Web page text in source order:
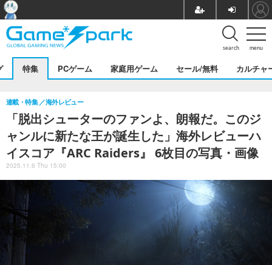
menu
search
特集 PCゲーム 家庭用ゲーム セール/無料 カルチャ
「脱出シューターのファンよ、朗報だ。このジ
ャンルに新たな王が誕生した」海外レビューハ
イスコア『ARC Raiders』 6枚目の写真・画像
連載・特集 海外レビュー
2025.11.6 Thu 15:00